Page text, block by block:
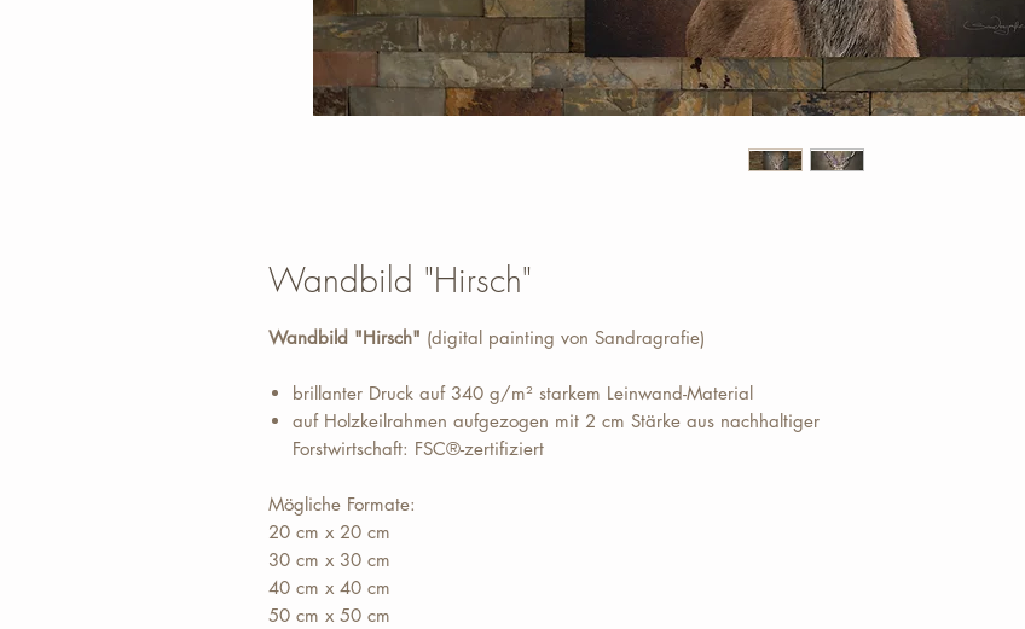
Wandbild "Hirsch"
Wandbild "Hirsch" (digital painting von Sandragrafie)
brillanter Druck auf 340 g/m² starkem Leinwand-Material
auf Holzkeilrahmen aufgezogen mit 2 cm Stärke aus nachhaltiger
Forstwirtschaft: FSC®-zertifiziert
Mögliche Formate:
20 cm x 20 cm
30 cm x 30 cm
40 cm x 40 cm
50 cm x 50 cm